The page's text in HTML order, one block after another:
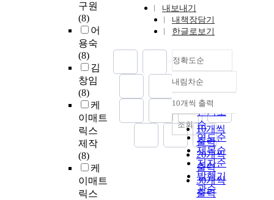
구원
(8)
어
용숙
(8)
김
창임
(8)
케
이매트
릭스
제작
(8)
케
이매트
릭스
내보내기
내책장담기
한글로보기
정확도순
정확도
순
인기도
순
연도순
제목순
저자순
발행기
관순
내림차순
내림차순
10개씩 출력
10개씩
출력
20개씩
출력
30개씩
출력
조회